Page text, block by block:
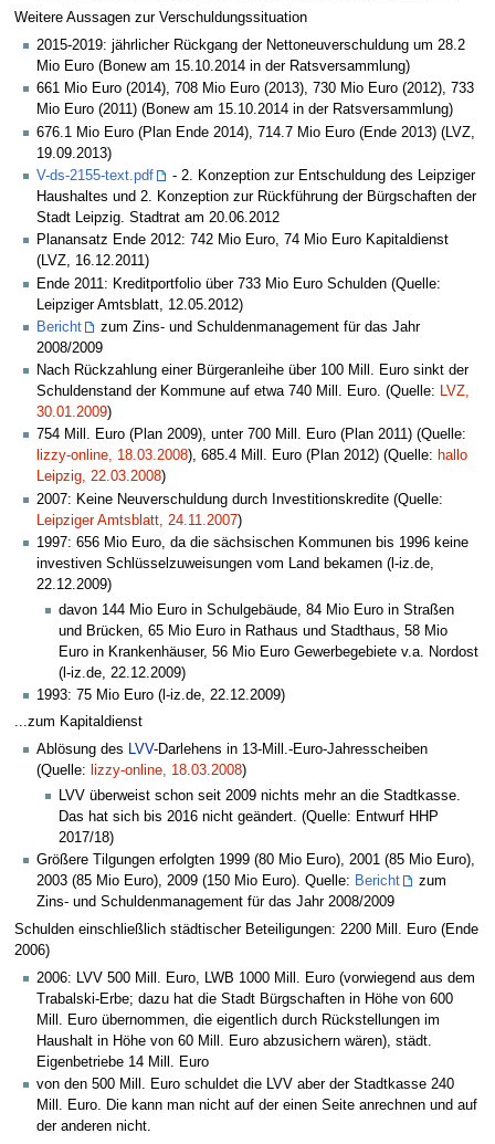
Weitere Aussagen zur Verschuldungssituation
2015-2019: jährlicher Rückgang der Nettoneuverschuldung um 28.2
Mio Euro (Bonew am 15.10.2014 in der Ratsversammlung)
661 Mio Euro (2014), 708 Mio Euro (2013), 730 Mio Euro (2012), 733
Mio Euro (2011) (Bonew am 15.10.2014 in der Ratsversammlung)
676.1 Mio Euro (Plan Ende 2014), 714.7 Mio Euro (Ende 2013) (LVZ,
19.09.2013)
V-ds-2155-text.pdf
- 2. Konzeption zur Entschuldung des Leipziger
Haushaltes und 2. Konzeption zur Rückführung der Bürgschaften der
Stadt Leipzig. Stadtrat am 20.06.2012
Planansatz Ende 2012: 742 Mio Euro, 74 Mio Euro Kapitaldienst
(LVZ, 16.12.2011)
Ende 2011: Kreditportfolio über 733 Mio Euro Schulden (Quelle:
Leipziger Amtsblatt, 12.05.2012)
Bericht
zum Zins- und Schuldenmanagement für das Jahr
2008/2009
Nach Rückzahlung einer Bürgeranleihe über 100 Mill. Euro sinkt der
Schuldenstand der Kommune auf etwa 740 Mill. Euro. (Quelle: LVZ,
30.01.2009)
754 Mill. Euro (Plan 2009), unter 700 Mill. Euro (Plan 2011) (Quelle:
lizzy-online, 18.03.2008), 685.4 Mill. Euro (Plan 2012) (Quelle: hallo
Leipzig, 22.03.2008)
2007: Keine Neuverschuldung durch Investitionskredite (Quelle:
Leipziger Amtsblatt, 24.11.2007)
1997: 656 Mio Euro, da die sächsischen Kommunen bis 1996 keine
investiven Schlüsselzuweisungen vom Land bekamen (l-iz.de,
22.12.2009)
davon 144 Mio Euro in Schulgebäude, 84 Mio Euro in Straßen
und Brücken, 65 Mio Euro in Rathaus und Stadthaus, 58 Mio
Euro in Krankenhäuser, 56 Mio Euro Gewerbegebiete v.a. Nordost
(l-iz.de, 22.12.2009)
1993: 75 Mio Euro (l-iz.de, 22.12.2009)
...zum Kapitaldienst
Ablösung des LVV-Darlehens in 13-Mill.-Euro-Jahresscheiben
(Quelle: lizzy-online, 18.03.2008)
LVV überweist schon seit 2009 nichts mehr an die Stadtkasse.
Das hat sich bis 2016 nicht geändert. (Quelle: Entwurf HHP
2017/18)
Größere Tilgungen erfolgten 1999 (80 Mio Euro), 2001 (85 Mio Euro),
2003 (85 Mio Euro), 2009 (150 Mio Euro). Quelle: Bericht
zum
Zins- und Schuldenmanagement für das Jahr 2008/2009
Schulden einschließlich städtischer Beteiligungen: 2200 Mill. Euro (Ende
2006)
2006: LVV 500 Mill. Euro, LWB 1000 Mill. Euro (vorwiegend aus dem
Trabalski-Erbe; dazu hat die Stadt Bürgschaften in Höhe von 600
Mill. Euro übernommen, die eigentlich durch Rückstellungen im
Haushalt in Höhe von 60 Mill. Euro abzusichern wären), städt.
Eigenbetriebe 14 Mill. Euro
von den 500 Mill. Euro schuldet die LVV aber der Stadtkasse 240
Mill. Euro. Die kann man nicht auf der einen Seite anrechnen und auf
der anderen nicht.